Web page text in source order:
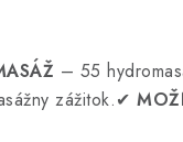
– 55
zážitok.✔